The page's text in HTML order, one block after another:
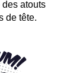
atouts
de tête.